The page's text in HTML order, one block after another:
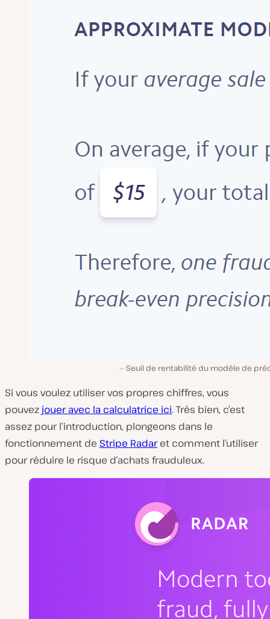
Seuil de rentabilité du modèle de
Si vous voulez utiliser vos propres chiffres, vous
pouvez jouer avec la calculatrice ici. Très bien, c’est
assez pour l’introduction, plongeons dans le
fonctionnement de Stripe Radaret comment l’utiliser
pour réduire le risque d’achats frauduleux.